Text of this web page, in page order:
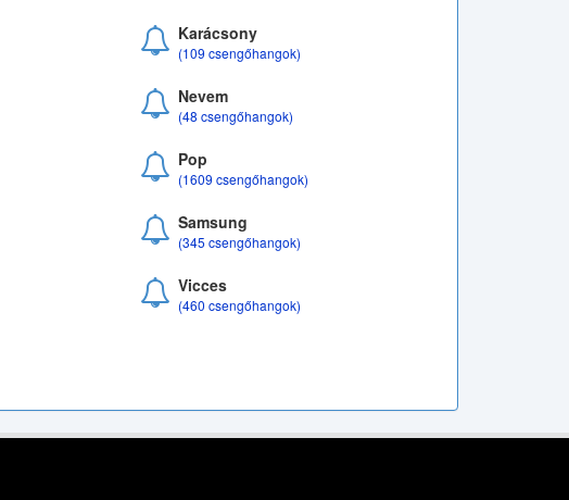
Karácsony
(109 csengőhangok)
Nevem
(48 csengőhangok)
Pop
(1609 csengőhangok)
Samsung
(345 csengőhangok)
Vicces
(460 csengőhangok)